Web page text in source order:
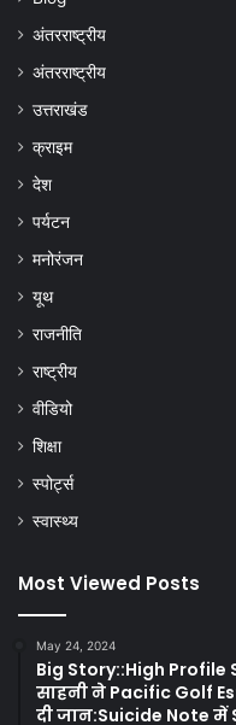
अंतरराष्ट्रीय
अंतरराष्ट्रीय
उत्तराखंड
क्राइम
देश
पर्यटन
मनोरंजन
यूथ
राजनीति
राष्ट्रीय
वीडियो
शिक्षा
स्पोर्ट्स
स्वास्थ्य
Most Viewed Posts
May 24, 2024
Big Story::High Profile
साहनी ने Pacific Golf
दी जान:Suicide Note में